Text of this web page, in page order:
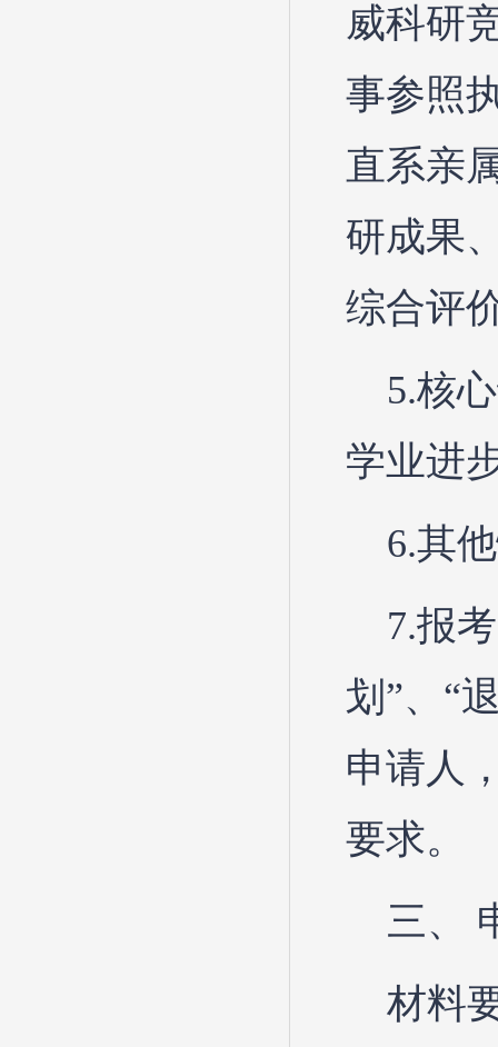
威科研
事参照
直系亲
研成果
综合评
5.核
学业进
6.其
7.报
划”、“
申请人
要求。
三、
材料